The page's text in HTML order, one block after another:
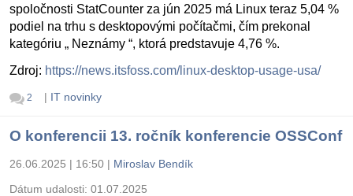
spoločnosti StatCounter za jún 2025 má Linux teraz 5,04 %
podiel na trhu s desktopovými počítačmi, čím prekonal
kategóriu „ Neznámy “, ktorá predstavuje 4,76 %.
Zdroj: https://news.itsfoss.com/linux-desktop-usage-usa/
2 | IT novinky
O konferencii 13. ročník konferencie OSSConf
26.06.2025 | 16:50 | Miroslav Bendík
Dátum udalosti: 01.07.2025